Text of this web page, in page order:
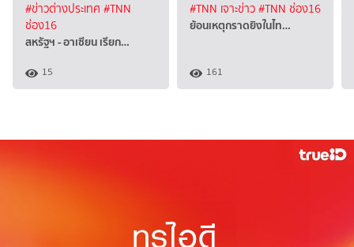
#ข่าวต่างประเทศ #TNN
ช่อง16
สหรัฐฯ - อาเซียน เรียก…
15
#TNN เจาะข่าว#TNN ช่อง16
ย้อนเหตุกราดยิงในไท…
161